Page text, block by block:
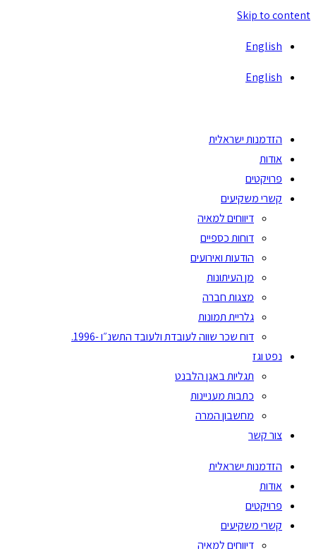
Skip to content
English
English
הזדמנות ישראלית
אודות
פרויקטים
קשרי משקיעים
דיווחים למאיה
דוחות כספיים
הודעות ואירועים
מן העיתונות
מצגות חברה
גלריית תמונות
דוח שכר שווה לעובדת ולעובד התשנ״ו -1996.
נפט וגז
תגליות באגן הלבנט
כתבות מעניינות
מחשבון המרה
צור קשר
הזדמנות ישראלית
אודות
פרויקטים
קשרי משקיעים
דיווחים למאיה